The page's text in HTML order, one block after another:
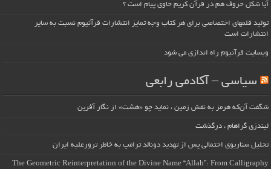
آیا شکل حروف هم در قرآن کریم حاوی پیام است ؟
تولید قلمهای اختصاصی برای هر کتاب وجه تمایز انتشارات قرآنیوم نسبت به سایر
انتشارات است
وبسایت قرآنیوم راه اندازی می شود
سیاسی – آکادمی رابعی
شگفت آن‌که هرمز به نقش زمین ، نماید چو «هشت» از نگار آفرین
لیندزی گراهام ، درگذشت
تحلیل سناریوی احتمالی پس از تهدید دونالد ترامپ به خاطر ترورعلیه ایران
The Geometric Reinterpretation of the Divine Name “Allah”: From Calligraphy